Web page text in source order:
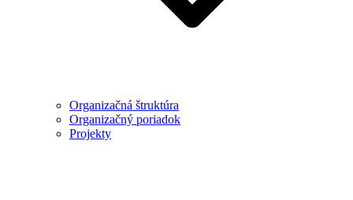
Organizačná štruktúra
Organizačný poriadok
Projekty